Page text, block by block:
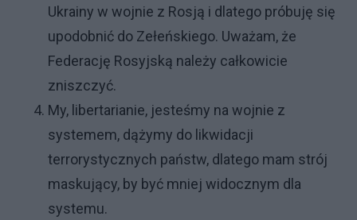
Ukrainy w wojnie z Rosją i dlatego próbuję się
upodobnić do Zełeńskiego. Uważam, że
Federację Rosyjską należy całkowicie
zniszczyć.
My, libertarianie, jesteśmy na wojnie z
systemem, dążymy do likwidacji
terrorystycznych państw, dlatego mam strój
maskujący, by być mniej widocznym dla
systemu.